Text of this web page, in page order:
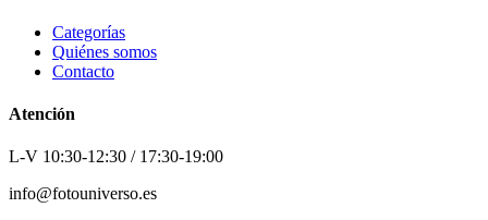
Categorías
Quiénes somos
Contacto
Atención
L-V 10:30-12:30 / 17:30-19:00
info@fotouniverso.es